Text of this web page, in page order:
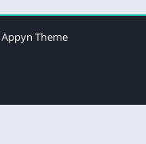
Appyn Theme